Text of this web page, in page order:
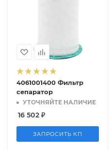
4061001400 Фильтр
сепаратор
УТОЧНЯЙТЕ НАЛИЧИЕ
16 502 ₽
ЗАПРОСИТЬ КП